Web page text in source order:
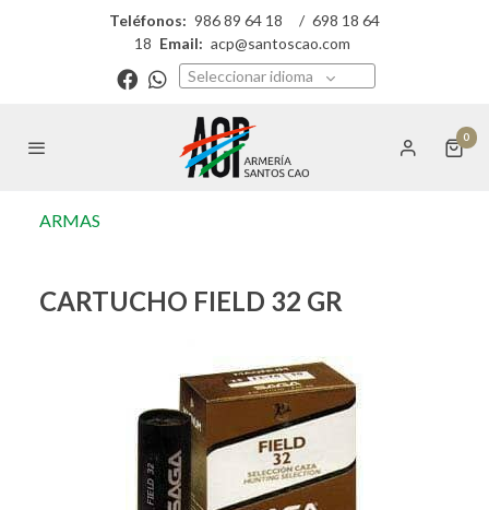
Teléfonos: 986 89 64 18 / 698 18 64
18 Email: acp@santoscao.com
Seleccionar idioma
0
ARMAS
CARTUCHO FIELD 32 GR